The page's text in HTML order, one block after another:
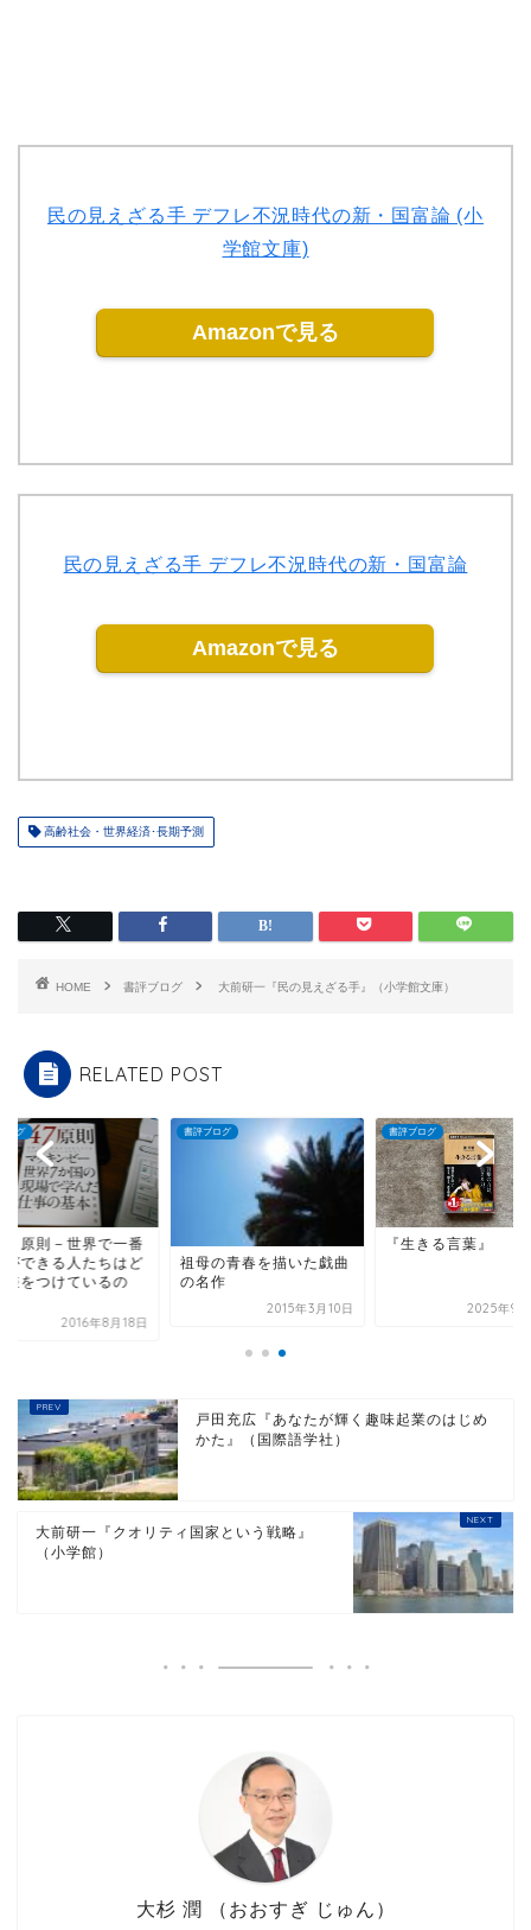
民の見えざる手 デフレ不況時代の新・国富論 (小
学館文庫)
Amazonで見る
民の見えざる手 デフレ不況時代の新・国富論
Amazonで見る
高齢社会・世界経済･長期予測
HOME 書評ブログ 大前研一『民の見えざる手』（小学館文庫）
RELATED POST
ログ
７原則－世界で一番
ができる人たちはど
差をつけているの
2016年8月18日
書評ブログ
祖母の青春を描いた戯曲
の名作
2015年3月10日
書評ブログ
『生きる言葉』
2025年9
戸田充広『あなたが輝く趣味起業のはじめ
かた』（国際語学社）
大前研一『クオリティ国家という戦略』
（小学館）
大杉 潤 （おおすぎ じゅん）